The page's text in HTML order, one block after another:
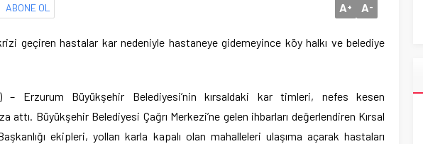
ABONE OL A+ A-
geçiren hastalar kar nedeniyle hastaneye gidemeyince köy halkı ve belediye
– Erzurum Büyükşehir Belediyesi’nin kırsaldaki kar timleri, nefes kesen
attı. Büyükşehir Belediyesi Çağrı Merkezi’ne gelen ihbarları değerlendiren Kırsal
ekipleri, yolları karla kapalı olan mahalleleri ulaşıma açarak hastaları